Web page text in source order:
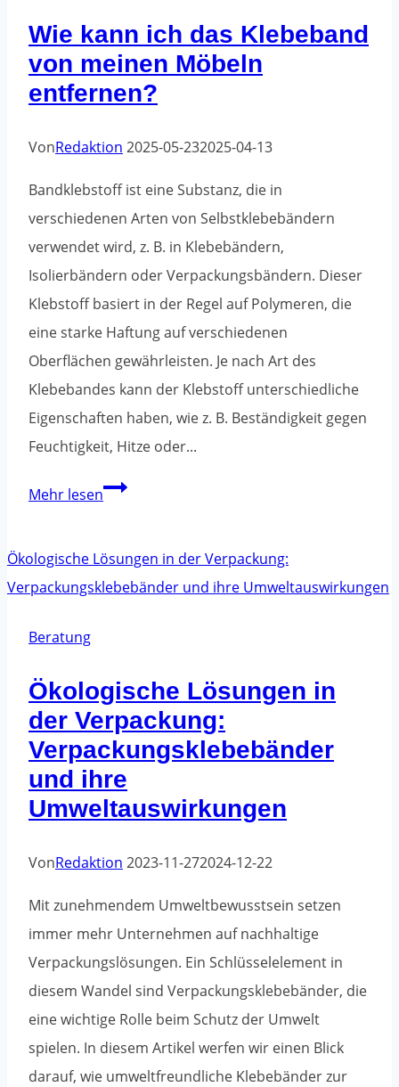
Verpackungsbändern
und
wie
sie
Wie kann ich das Klebeband
von meinen Möbeln
entfernen?
VonRedaktion 2025-05-232025-04-13
Bandklebstoff ist eine Substanz, die in
verschiedenen Arten von Selbstklebebändern
verwendet wird, z. B. in Klebebändern,
Isolierbändern oder Verpackungsbändern. Dieser
Klebstoff basiert in der Regel auf Polymeren, die
eine starke Haftung auf verschiedenen
Oberflächen gewährleisten. Je nach Art des
Klebebandes kann der Klebstoff unterschiedliche
Eigenschaften haben, wie z. B. Beständigkeit gegen
Feuchtigkeit, Hitze oder...
Mehr lesenWie
Möbeln
entfernen?
Beratung
Ökologische Lösungen in
der Verpackung:
Verpackungsklebebänder
und ihre
Umweltauswirkungen
VonRedaktion 2023-11-272024-12-22
Mit zunehmendem Umweltbewusstsein setzen
immer mehr Unternehmen auf nachhaltige
Verpackungslösungen. Ein Schlüsselelement in
diesem Wandel sind Verpackungsklebebänder, die
eine wichtige Rolle beim Schutz der Umwelt
spielen. In diesem Artikel werfen wir einen Blick
darauf, wie umweltfreundliche Klebebänder zur